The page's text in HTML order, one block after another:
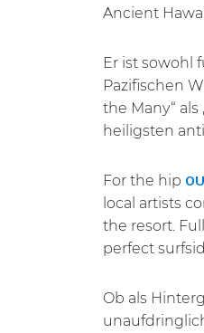
Ancient
Er ist sowohl
Pazifischen
the Many“
heiligsten
For the hip
local artists
the resort.
perfect
Ob als